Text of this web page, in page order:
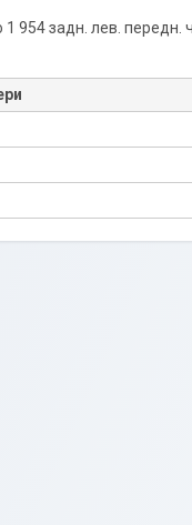
954 задн. лев. передн.